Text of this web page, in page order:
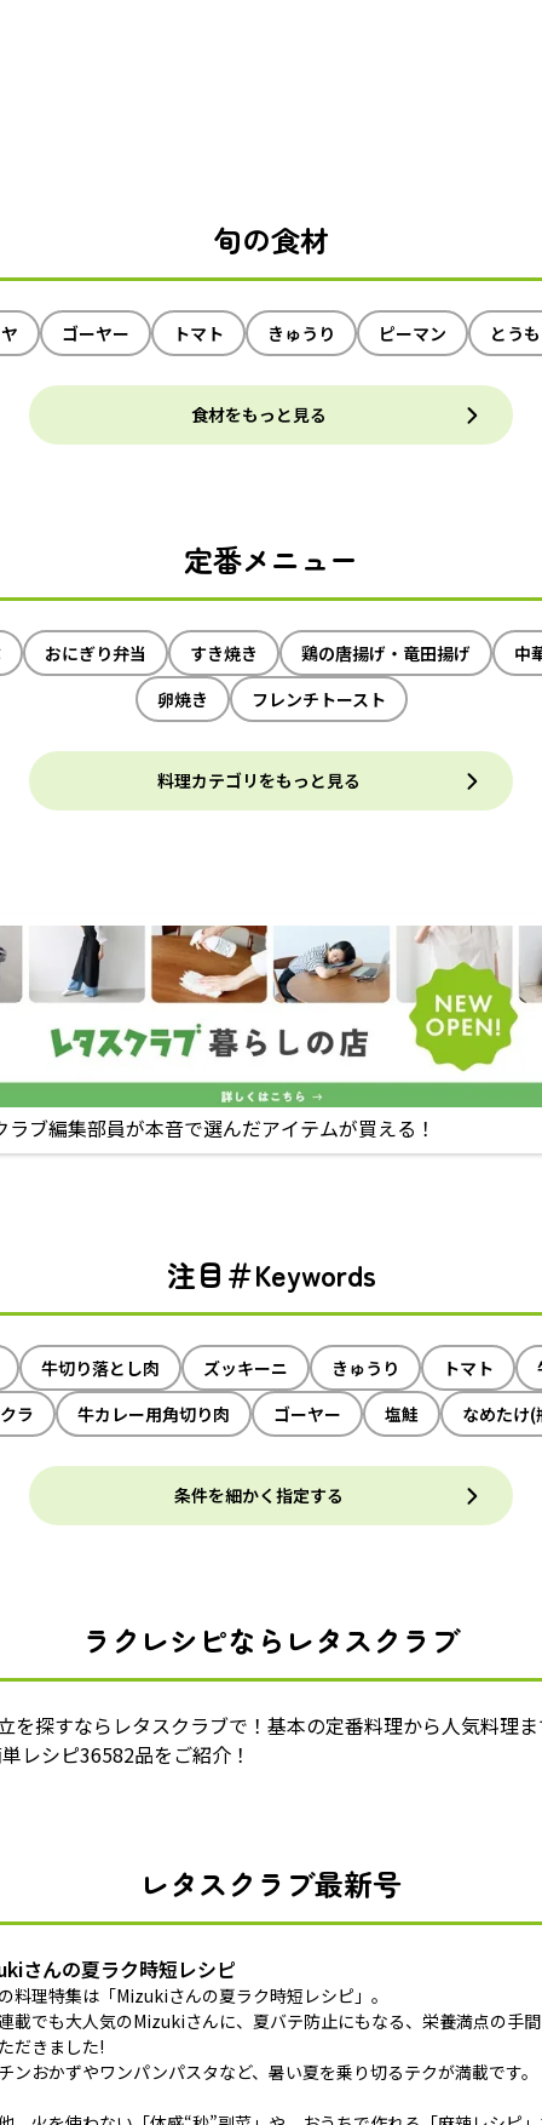
旬の食材
ゴーヤー トマト きゅうり ピーマン とう
食材をもっと見る
定番メニュー
おにぎり弁当 すき焼き 鶏の唐揚げ・竜田揚げ
中
卵焼き
フレンチトースト
料理カテゴリをもっと見る
ラブ編集部員が本音で選んだアイテムが買える！
注目＃Keywords
牛切り落とし肉 ズッキーニ きゅうり トマト
ラ 牛カレー用角切り肉 ゴーヤー 塩鮭 なめたけ(
条件を細かく指定する
ラクレシピならレタスクラブ
を探すならレタスクラブで！基本の定番料理から人気料理
レシピ36582品をご紹介！
レタスクラブ最新号
さんの夏ラク時短レシピ
料理特集は「Mizukiさんの夏ラク時短レシピ」。
載でも大人気のMizukiさんに、夏バテ防止にもなる、栄養満点の手
だきました!
ンおかずやワンパンパスタなど、暑い夏を乗り切るテクが満載です。